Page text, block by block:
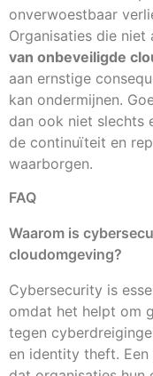
onverwoestbaar
Organisaties die niet
van onbeveiligde
aan ernstige
kan ondermijnen.
dan ook niet slechts
de continuïteit en
waarborgen.
FAQ
Waarom is
cloudomgeving?
Cybersecurity is
omdat het helpt om
tegen
en identity theft.